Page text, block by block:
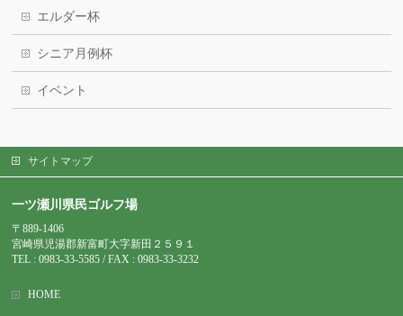
エルダー杯
シニア月例杯
イベント
サイトマップ
一ツ瀬川県民ゴルフ場
〒889-1406
宮崎県児湯郡新富町大字新田２５９１
TEL : 0983-33-5585 / FAX : 0983-33-3232
HOME